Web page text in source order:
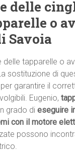
delle
o
Savoia
delle tapparelle o
sostituzione di
garantire il
Eugenio,
grado dieseguire
con il motore
possono